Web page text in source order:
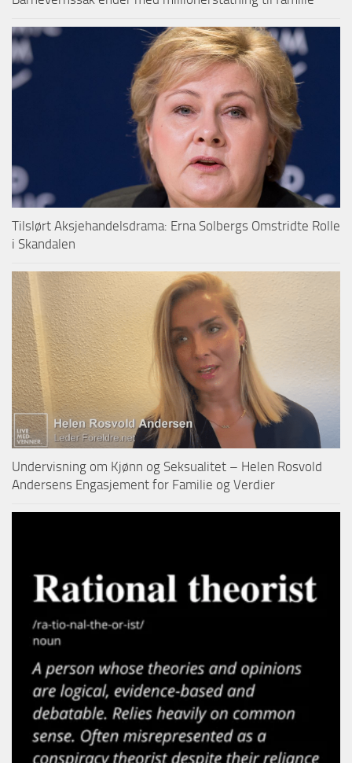
Tilslørt Aksjehandelsdrama: Erna Solbergs Omstridte Rolle
i Skandalen
Undervisning om Kjønn og Seksualitet – Helen Rosvold
Andersens Engasjement for Familie og Verdier